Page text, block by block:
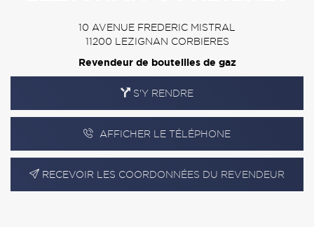
10 AVENUE FREDERIC MISTRAL
11200 LEZIGNAN CORBIERES
Revendeur de bouteilles de gaz
S'Y RENDRE
AFFICHER LE TÉLÉPHONE
RECEVOIR LES COORDONNÉES DU REVENDEUR